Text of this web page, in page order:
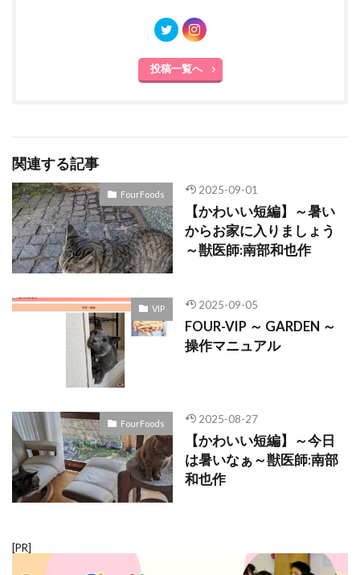
投稿一覧へ
関連する記事
FourFoods 2025-09-01
【かわいい短編】～暑い
からお家に入りましょう
～獣医師:南部和也作
VIP 2025-09-05
FOUR-VIP ～ GARDEN ～
操作マニュアル
FourFoods 2025-08-27
【かわいい短編】～今日
は暑いなぁ～獣医師:南部
和也作
[PR]